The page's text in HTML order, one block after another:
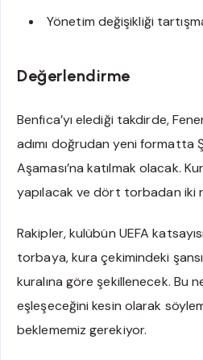
Yönetim değişikliği
Değerlendirme
Benfica’yı elediği takdirde,
adımı doğrudan yeni formatta
Aşaması’na katılmak olacak.
yapılacak ve dört torbadan iki
Rakipler, kulübün UEFA
torbaya, kura çekimindeki
kuralına göre şekillenecek. Bu
eşleşeceğini kesin olarak
beklememiz gerekiyor.